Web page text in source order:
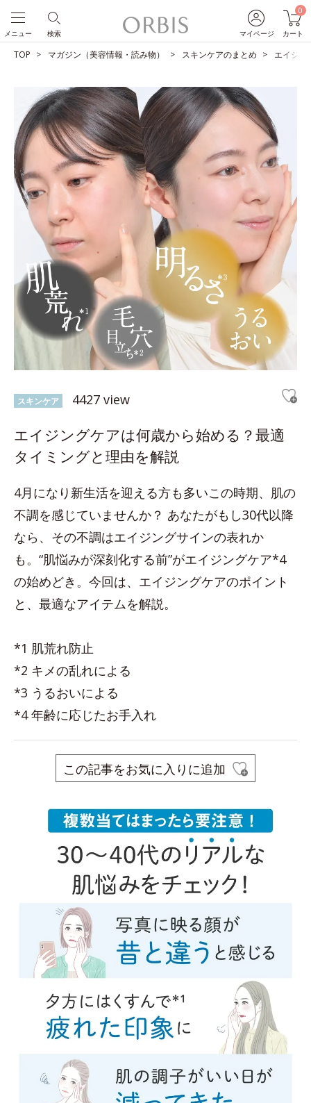
マイページ
0
カート
検索
メニュー
TOP マガジン（美容情報・読み物） スキンケアのまとめ エイジン
スキンケア 4427 view
エイジングケアは何歳から始める？最適
タイミングと理由を解説
4月になり新生活を迎える方も多いこの時期、肌の
不調を感じていませんか？ あなたがもし30代以降
なら、その不調はエイジングサインの表れか
も。“肌悩みが深刻化する前”がエイジングケア*4
の始めどき。今回は、エイジングケアのポイント
と、最適なアイテムを解説。
*1 肌荒れ防止
*2 キメの乱れによる
*3 うるおいによる
*4 年齢に応じたお手入れ
この記事をお気に入りに追加